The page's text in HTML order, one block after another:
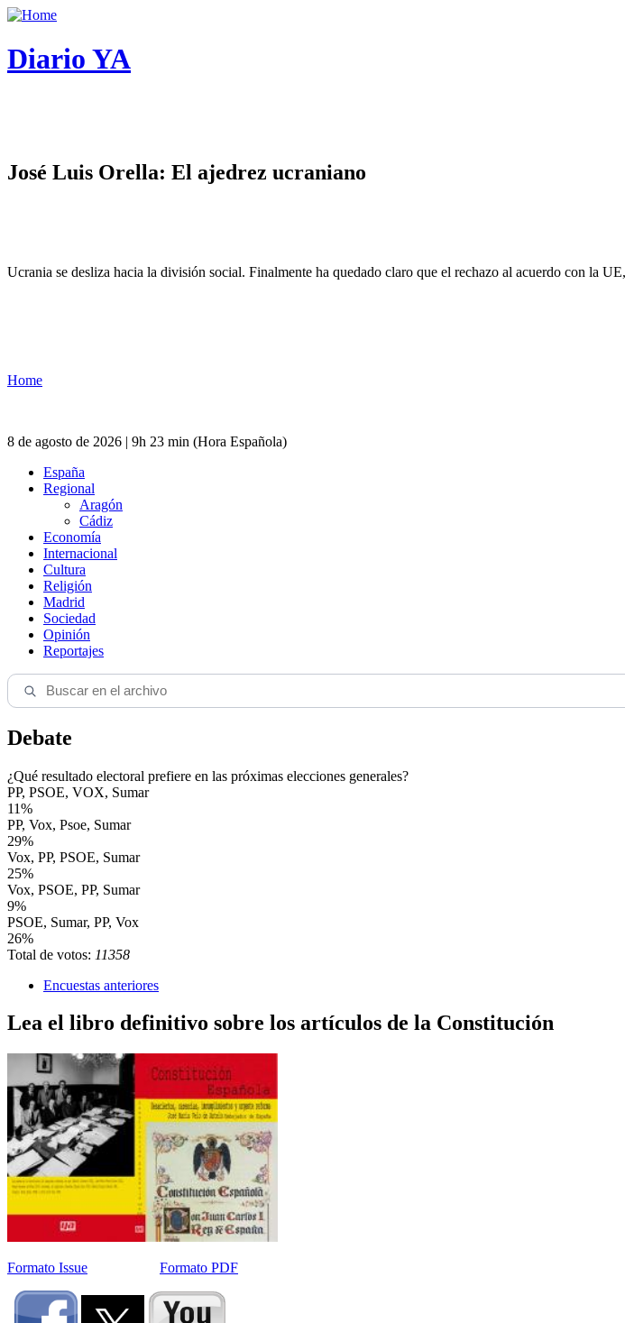
Diario YA
José Luis Orella: El ajedrez ucraniano
Ucrania se desliza hacia la división social. Finalmente ha quedado claro que el rechazo al acuerdo con la
Home
8 de agosto de 2026 | 9h 23 min (Hora Española)
España
Regional
Aragón
Cádiz
Economía
Internacional
Cultura
Religión
Madrid
Sociedad
Opinión
Reportajes
Debate
¿Qué resultado electoral prefiere en las próximas elecciones generales?
PP, PSOE, VOX, Sumar
11%
PP, Vox, Psoe, Sumar
29%
Vox, PP, PSOE, Sumar
25%
Vox, PSOE, PP, Sumar
9%
PSOE, Sumar, PP, Vox
26%
Total de votos: 11358
Encuestas anteriores
Lea el libro definitivo sobre los artículos de la Constitución
Formato Issue Formato PDF